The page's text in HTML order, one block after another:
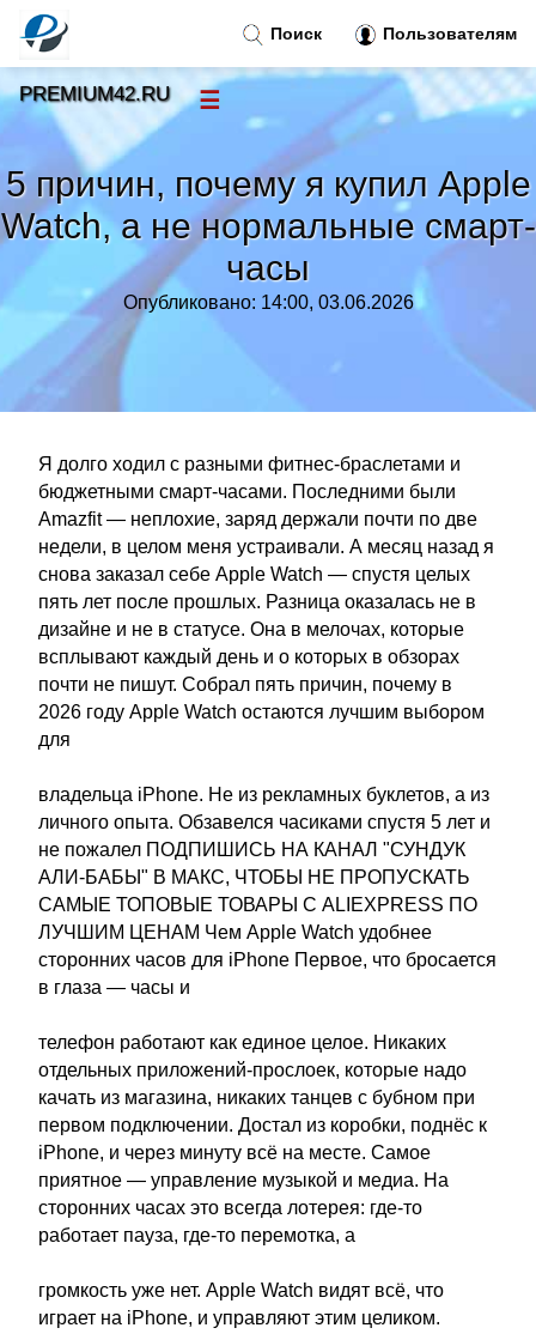
5 причин, почему я купил Apple
Watch, а не нормальные смарт-
часы
Опубликовано: 14:00, 03.06.2026
Я долго ходил с разными фитнес-браслетами и
бюджетными смарт-часами. Последними были
Amazfit — неплохие, заряд держали почти по две
недели, в целом меня устраивали. А месяц назад я
снова заказал себе Apple Watch — спустя целых
пять лет после прошлых. Разница оказалась не в
дизайне и не в статусе. Она в мелочах, которые
всплывают каждый день и о которых в обзорах
почти не пишут. Собрал пять причин, почему в
2026 году Apple Watch остаются лучшим выбором
для
владельца iPhone. Не из рекламных буклетов, а из
личного опыта. Обзавелся часиками спустя 5 лет и
не пожалел ПОДПИШИСЬ НА КАНАЛ "СУНДУК
АЛИ-БАБЫ" В МАКС, ЧТОБЫ НЕ ПРОПУСКАТЬ
САМЫЕ ТОПОВЫЕ ТОВАРЫ С ALIEXPRESS ПО
ЛУЧШИМ ЦЕНАМ Чем Apple Watch удобнее
сторонних часов для iPhone Первое, что бросается
в глаза — часы и
телефон работают как единое целое. Никаких
отдельных приложений-прослоек, которые надо
качать из магазина, никаких танцев с бубном при
первом подключении. Достал из коробки, поднёс к
iPhone, и через минуту всё на месте. Самое
приятное — управление музыкой и медиа. На
сторонних часах это всегда лотерея: где-то
работает пауза, где-то перемотка, а
громкость уже нет. Apple Watch видят всё, что
играет на iPhone, и управляют этим целиком.
Поиск Пользователям
PREMIUM42.RU ☰
Новости
Тренды новостей»
»
Правила »
Контакт»